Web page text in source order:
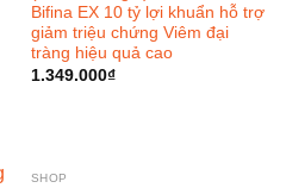
Bifina EX 10 tỷ lợi khuẩn hỗ trợ
giảm triệu chứng Viêm đại
tràng hiệu quả cao
1.349.000₫
SHOP